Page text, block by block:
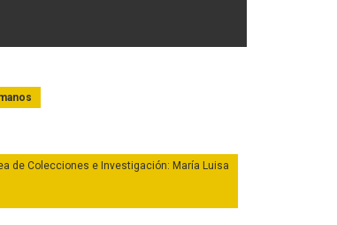
de Colecciones e Investigación: María Luisa